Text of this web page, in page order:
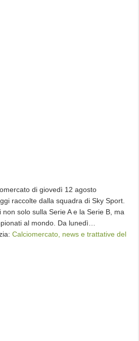
di giovedì 12 agosto
raccolte dalla squadra di Sky Sport.
solo sulla Serie A e la Serie B, ma
al mondo. Da lunedì…
Calciomercato, news e trattative del